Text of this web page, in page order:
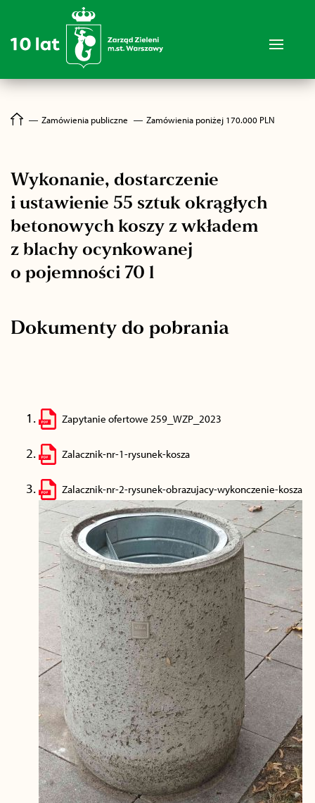
― Zamówienia publiczne ― Zamówienia poniżej 170.000 PLN
Wykonanie, dostarczenie
i ustawienie 55 sztuk okrągłych
betonowych koszy z wkładem
z blachy ocynkowanej
o pojemności 70 l
Dokumenty do pobrania
Zapytanie ofertowe 259_WZP_2023
Zalacznik-nr-1-rysunek-kosza
Zalacznik-nr-2-rysunek-obrazujacy-wykonczenie-kosza